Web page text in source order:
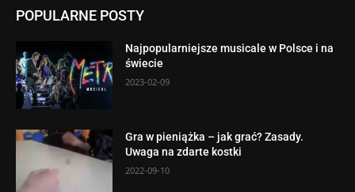
POPULARNE POSTY
Najpopularniejsze musicale w Polsce i na
świecie
2023-02-09
Gra w pieniążka – jak grać? Zasady.
Uwaga na zdarte kostki
2022-09-10